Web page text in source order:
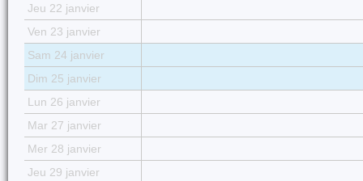
Jeu 22 janvier
Ven 23 janvier
Sam 24 janvier
Dim 25 janvier
Lun 26 janvier
Mar 27 janvier
Mer 28 janvier
Jeu 29 janvier